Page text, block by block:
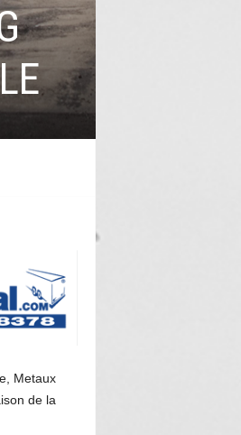
Metaux
de la